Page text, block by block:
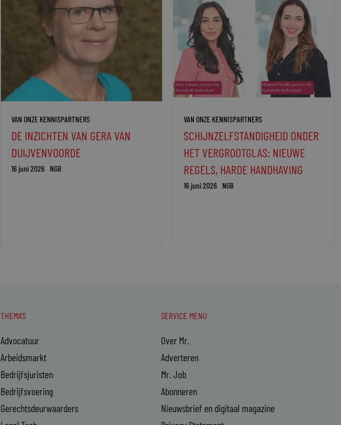
VAN ONZE KENNISPARTNERS
DE INZICHTEN VAN GERA VAN
DUIJVENVOORDE
16 juni 2026 NGB
VAN ONZE KENNISPARTNERS
SCHIJNZELFSTANDIGHEID ONDER
HET VERGROOTGLAS: NIEUWE
REGELS, HARDE HANDHAVING
16 juni 2026 NGB
THEMA'S
Advocatuur
Arbeidsmarkt
Bedrijfsjuristen
Bedrijfsvoering
Gerechtsdeurwaarders
SERVICE MENU
Over Mr.
Adverteren
Mr. Job
Abonneren
Nieuwsbrief en digitaal magazine